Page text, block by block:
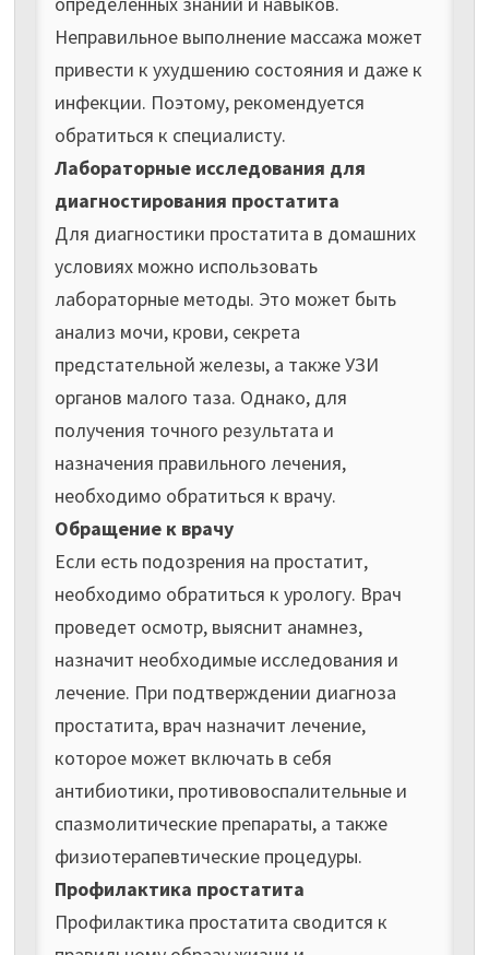
Неправильное выполнение массажа может
привести к ухудшению состояния и даже к
инфекции. Поэтому, рекомендуется
обратиться к специалисту.
Лабораторные исследования для
диагностирования простатита
Для диагностики простатита в домашних
условиях можно использовать
лабораторные методы. Это может быть
анализ мочи, крови, секрета
предстательной железы, а также УЗИ
органов малого таза. Однако, для
получения точного результата и
назначения правильного лечения,
необходимо обратиться к врачу.
Обращение к врачу
Если есть подозрения на простатит,
необходимо обратиться к урологу. Врач
проведет осмотр, выяснит анамнез,
назначит необходимые исследования и
лечение. При подтверждении диагноза
простатита, врач назначит лечение,
которое может включать в себя
антибиотики, противовоспалительные и
спазмолитические препараты, а также
физиотерапевтические процедуры.
Профилактика простатита
Профилактика простатита сводится к